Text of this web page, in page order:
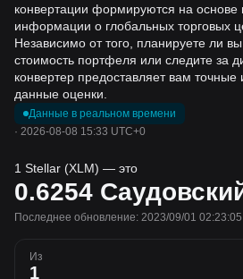
конвертации формируются на основе
информации о глобальных торговых
Независимо от того, планируете ли
стоимость портфеля или следите за
конвертер предоставляет вам
данные оценки.
Данные в реальном времени
· 2026-08-08 15:33 UTC+0
1 Stellar (XLM) — это
0.6254
Последнее обновление: 2023/09/01 02:23:05
Из